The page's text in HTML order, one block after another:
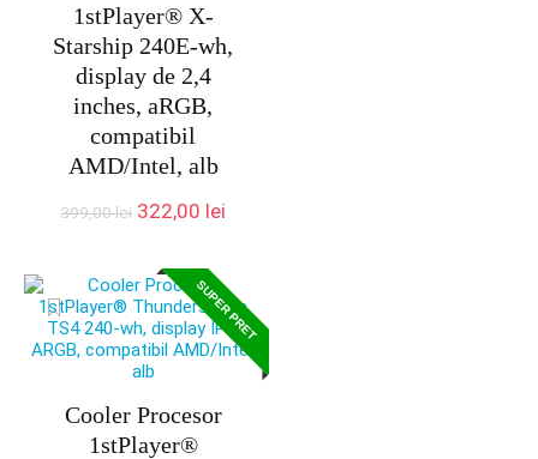
1stPlayer® X-
Starship 240E-wh,
display de 2,4
inches, aRGB,
compatibil
AMD/Intel, alb
399,00lei Prețul
fost:
399,00 lei.
322,00 lei
322,00 lei.
SUPER PRET
Cooler Procesor
1stPlayer®